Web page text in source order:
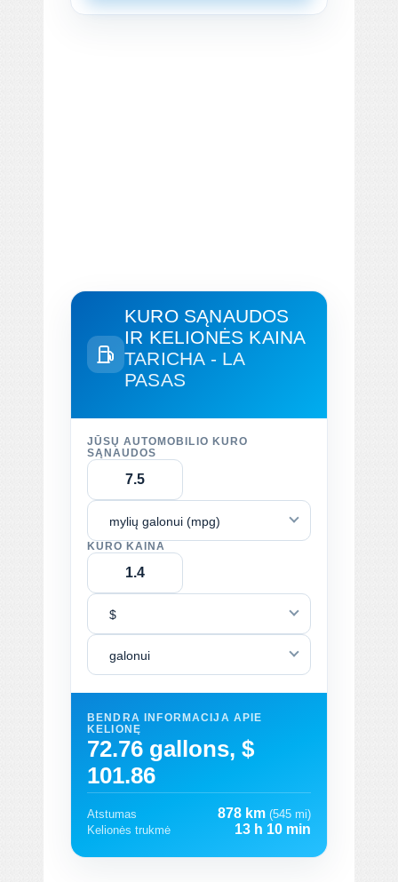
KURO SĄNAUDOS
IR KELIONĖS KAINA
TARICHA - LA
PASAS
JŪSŲ AUTOMOBILIO KURO
SĄNAUDOS
mylių galonui (mpg)
KURO KAINA
$
galonui
BENDRA INFORMACIJA APIE
KELIONĘ
72.76 gallons, $
101.86
Atstumas 878 km (545 mi)
Kelionės trukmė
13 h 10 min